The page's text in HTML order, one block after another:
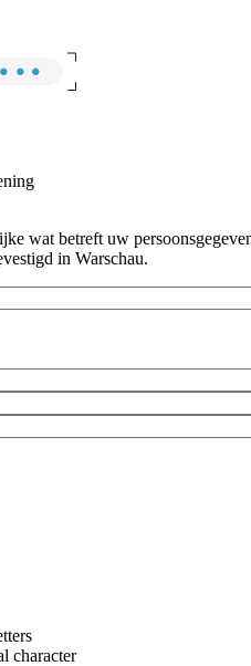
wat betreft uw
in Warschau.
character